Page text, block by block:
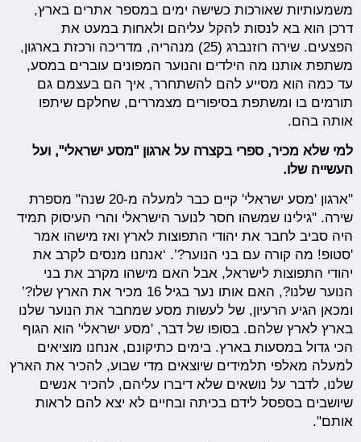
משמעותיות שאורכות כשישה ימים במספר אתרים בארץ,
דרכן הוא בא לנסות להקל עליהם ולאחות במעט את
הפצעים. שירה רוזנברג (25) מנהריה, מדריכה ורכזת בארגון,
משתפת אותנו מה הילדים והנוער המפונים עוברים במסע,
עד כמה הוא מסייע להם להשתחרר, איך הם בעצמם גם
תורמים בו ומשתפת בסיפורים מצמררים, שחלקם שיתפו
אותה בהם.
למי שלא מכיר, ספרי בקצרה על ארגון "מסע ישראלי", ועל
העשייה שלו.
"ארגון 'מסע ישראלי' קיים כבר למעלה מ-20 שנה" מספרת
שירה. "גילינו שמשהו חסר לנוער הישראלי והרי העיסוק תמיד
היה סביב לחבר את יהודי התפוצות לארץ ואז מישהו אמר
'סטופ! מה קורה עם בני הנוער?’. ‘אנחנו מנסים לקרב את
יהודי התפוצות לישראל, אבל האם מישהו מקרב את בני
הנוער שלנו?, האם אותו נער בגיל 16 מכיר את הארץ שלו?’
ומכאן הגיע הרעיון, של לעשות מסע שמחבר את הנוער שלנו
בארץ לארץ שלהם. בסופו של דבר, 'מסע ישראלי' הוא הגוף
הכי גדול במסעות בארץ. בימים כתיקונם, אנחנו מוציאים
למעלה מאלפי תלמידים שיוצאים מדי שבוע, להכיר את הארץ
שלנו, לדבר על נושאים שלא דיברו עליהם, להכיר אנשים
שיושבים בספסל לידם בכיתה ובחיים לא יצא להם לראות
אותם".